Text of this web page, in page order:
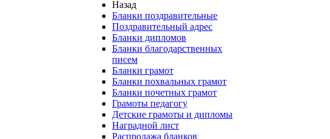
Назад
Бланки поздравительные
Поздравительный адрес
Бланки дипломов
Бланки благодарственных
писем
Бланки грамот
Бланки похвальных грамот
Бланки почетных грамот
Грамоты педагогу
Детские грамоты и дипломы
Наградной лист
Распродажа бланков